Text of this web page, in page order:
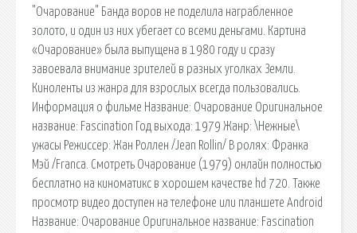
"Очарование" Банда воров не поделила награбленное
золото, и один из них убегает со всеми деньгами. Картина
«Очарование» была выпущена в 1980 году и сразу
завоевала внимание зрителей в разных уголках Земли.
Киноленты из жанра для взрослых всегда пользовались.
Информация о фильме Название: Очарование Оригинальное
название: Fascination Год выхода: 1979 Жанр: \Нежные\
ужасы Режиссер: Жан Роллен /Jean Rollin/ В ролях: Франка
Мэй /Franca. Смотреть Очарование (1979) онлайн полностью
бесплатно на киноматикс в хорошем качестве hd 720. Также
просмотр видео доступен на телефоне или планшете Android
Название: Очарование Оригинальное название: Fascination